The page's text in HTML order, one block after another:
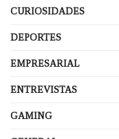
CURIOSIDADES
DEPORTES
EMPRESARIAL
ENTREVISTAS
GAMING